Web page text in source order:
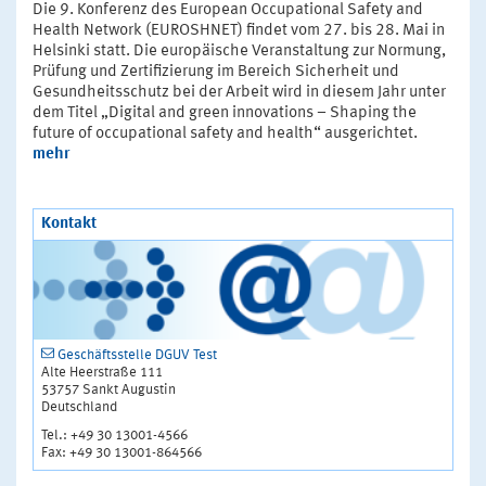
Die 9. Konferenz des European Occupational Safety and
Health Network (EUROSHNET) findet vom 27. bis 28. Mai in
Helsinki statt. Die europäische Veranstaltung zur Normung,
Prüfung und Zertifizierung im Bereich Sicherheit und
Gesundheitsschutz bei der Arbeit wird in diesem Jahr unter
dem Titel „Digital and green innovations – Shaping the
future of occupational safety and health“ ausgerichtet.
mehr
Kontakt
Geschäftsstelle DGUV Test
Alte Heerstraße 111
53757 Sankt Augustin
Deutschland
Tel.: +49 30 13001-4566
Fax: +49 30 13001-864566